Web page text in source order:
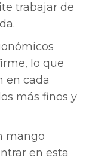
trabajar de
lo que
en cada
más finos y
mango
en esta